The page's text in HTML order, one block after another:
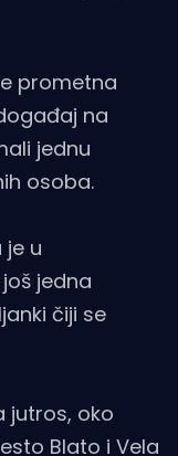
prometna
na
jednu
osoba.
je u
jedna
čiji se
jutros, oko
Blato i Vela